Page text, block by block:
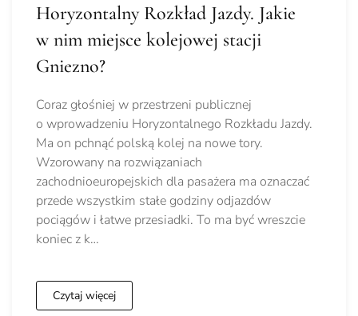
Horyzontalny Rozkład Jazdy. Jakie
w nim miejsce kolejowej stacji
Gniezno?
Coraz głośniej w przestrzeni publicznej
o wprowadzeniu Horyzontalnego Rozkładu Jazdy.
Ma on pchnąć polską kolej na nowe tory.
Wzorowany na rozwiązaniach
zachodnioeuropejskich dla pasażera ma oznaczać
przede wszystkim stałe godziny odjazdów
pociągów i łatwe przesiadki. To ma być wreszcie
koniec z k…
Czytaj więcej